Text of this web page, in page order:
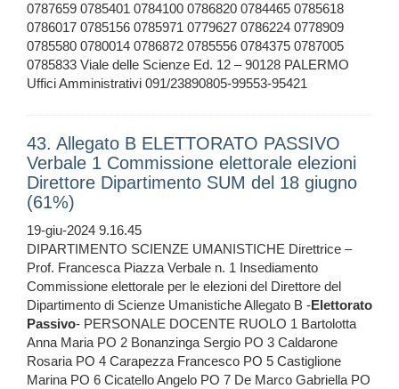
0787659 0785401 0784100 0786820 0784465 0785618
0786017 0785156 0785971 0779627 0786224 0778909
0785580 0780014 0786872 0785556 0784375 0787005
0785833 Viale delle Scienze Ed. 12 – 90128 PALERMO
Uffici Amministrativi 091/23890805-99553-95421
43. Allegato B ELETTORATO PASSIVO
Verbale 1 Commissione elettorale elezioni
Direttore Dipartimento SUM del 18 giugno
(61%)
19-giu-2024 9.16.45
DIPARTIMENTO SCIENZE UMANISTICHE Direttrice –
Prof. Francesca Piazza Verbale n. 1 Insediamento
Commissione elettorale per le elezioni del Direttore del
Dipartimento di Scienze Umanistiche Allegato B -Elettorato
Passivo- PERSONALE DOCENTE RUOLO 1 Bartolotta
Anna Maria PO 2 Bonanzinga Sergio PO 3 Caldarone
Rosaria PO 4 Carapezza Francesco PO 5 Castiglione
Marina PO 6 Cicatello Angelo PO 7 De Marco Gabriella PO